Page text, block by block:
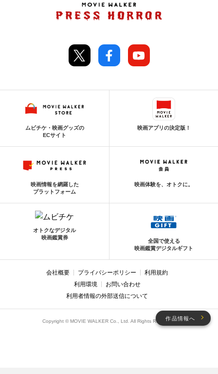
作品情報へ
ムビチケ・映画グッズの
ECサイト
映画アプリの決定版！
映画情報を網羅した
プラットフォーム
映画体験を、オトクに。
オトクなデジタル
映画鑑賞券
全国で使える
映画鑑賞デジタルギフト
会社概要 プライバシーポリシー
利用規約
利用環境
お問い合わせ
利用者情報の外部送信について
Copyright © MOVIE WALKER Co., Ltd. All Rights Reserved.